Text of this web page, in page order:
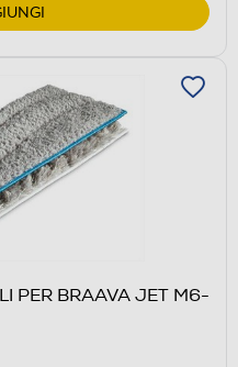
PER BRAAVA JET M6-